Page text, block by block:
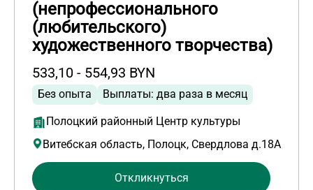
(непрофессионального
(любительского)
художественного творчества)
533,10 - 554,93 BYN
Без опыта Выплаты: два раза в месяц
Полоцкий районный Центр культуры
Витебская область, Полоцк, Свердлова д.18А
Откликнуться